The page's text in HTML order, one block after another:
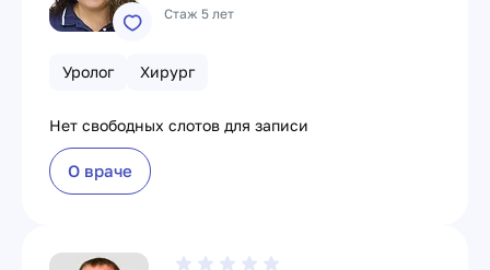
Стаж 5 лет
Уролог Хирург
Нет свободных слотов для записи
О враче